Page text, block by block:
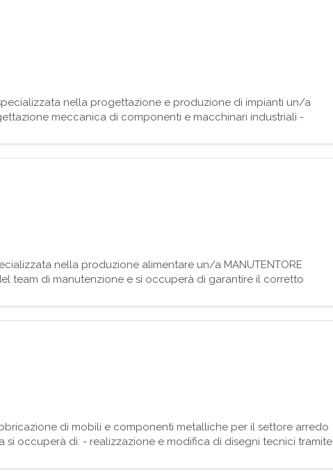
nella progettazione e produzione di impianti un/a
meccanica di componenti e macchinari industriali -
di progetti esistenti - Supporto t
nella produzione alimentare un/a MANUTENTORE
team di manutenzione e si occuperà di garantire il corretto
principali: - Eseguire controlli pe
di mobili e componenti metalliche per il settore arredo
si occuperà di: - realizzazione e modifica di disegni tecnici tramite
di componenti metallici; - lettura d